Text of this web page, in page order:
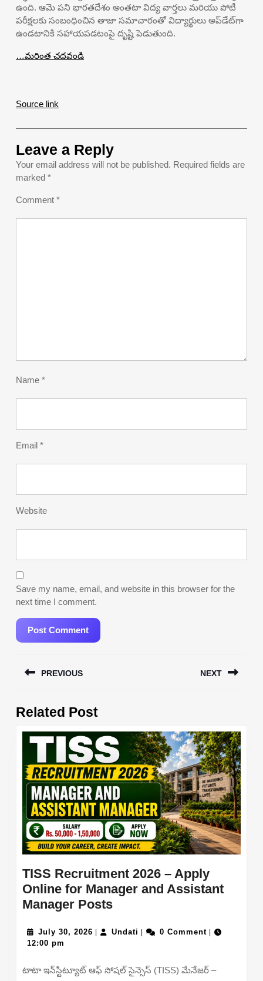
ఉంది. ఆమె పని భారతదేశం అంతటా విద్య వార్తలు మరియు పోటీ
పరీక్షలకు సంబంధించిన తాజా సమాచారంతో విద్యార్థులు అప్‌డేట్‌గా
ఉండటానికి సహాయపడటంపై దృష్టి పెడుతుంది.
…మరింత చదవండి
Source link
Leave a Reply
Your email address will not be published. Required fields are
marked *
Comment *
Name *
Email *
Website
Save my name, email, and website in this browser for the
next time I comment.
navigation
PREVIOUS
post:
NEXT
Related Post
TISS Recruitment 2026 – Apply
Online for Manager and Assistant
Manager PostsTISS
2026
Apply
July 30, 2026 July
Undati Undati0 Comment
12:00 pm
టాటా ఇన్‌స్టిట్యూట్ ఆఫ్ సోషల్ సైన్సెస్ (TISS) మేనేజర్ –